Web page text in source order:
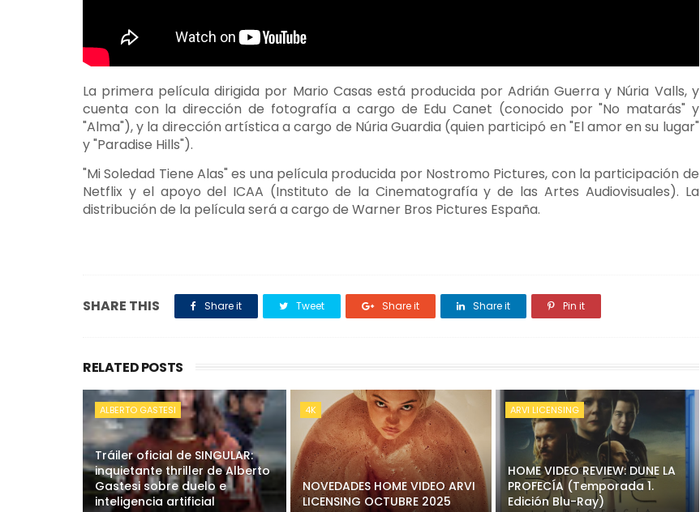
La primera película dirigida por Mario Casas está producida por Adrián Guerra y Núria Valls, y
cuenta con la dirección de fotografía a cargo de Edu Canet (conocido por "No matarás" y
"Alma"), y la dirección artística a cargo de Núria Guardia (quien participó en "El amor en su lugar"
y "Paradise Hills").
"Mi Soledad Tiene Alas" es una película producida por Nostromo Pictures, con la participación de
Netflix y el apoyo del ICAA (Instituto de la Cinematografía y de las Artes Audiovisuales). La
distribución de la película será a cargo de Warner Bros Pictures España.
SHARE THIS Share it Tweet Share it Share it Pin it
RELATED POSTS
ALBERTO GASTESI
Tráiler oficial de SINGULAR:
inquietante thriller de Alberto
Gastesi sobre duelo e
inteligencia artificial
4K
NOVEDADES HOME VIDEO ARVI
LICENSING OCTUBRE 2025
ARVI LICENSING
HOME VIDEO REVIEW: DUNE LA
PROFECÍA (Temporada 1.
Edición Blu-Ray)